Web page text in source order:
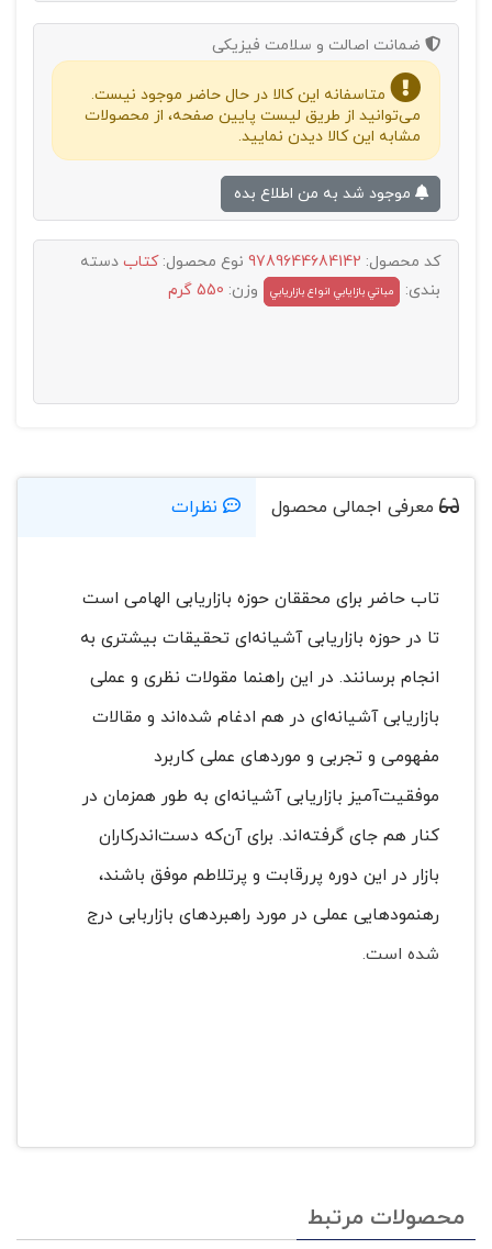
ضمانت اصالت و سلامت فیزیکی
متاسفانه این کالا در حال حاضر موجود نیست.
می‌توانید از طریق لیست پایین صفحه، از محصولات
مشابه این کالا دیدن نمایید.
کد محصول: 9789644684142 نوع محصول:کتاب دسته
بندی:
مباتي بازايابي انواع بازاريابي وزن: 550 گرم
معرفی اجمالی محصول نظرات
تاب حاضر برای محققان حوزه بازاریابی الهامی است
تا در حوزه بازاریابی آشیانه‌ای تحقیقات بیشتری به
انجام برسانند. در این راهنما مقولات نظری و عملی
بازاریابی آشیانه‌ای در هم ادغام شده‌اند و مقالات
مفهومی و تجربی و موردهای عملی کاربرد
موفقیت‌آمیز بازاریابی آشیانه‌ای به طور همزمان در
کنار هم جای گرفته‌اند. برای آن‌که دست‌اندرکاران
بازار در این دوره پررقابت و پرتلاطم موفق باشند،
رهنمودهایی عملی در مورد راهبردهای بازاربابی درج
شده است.
محصولات مرتبط